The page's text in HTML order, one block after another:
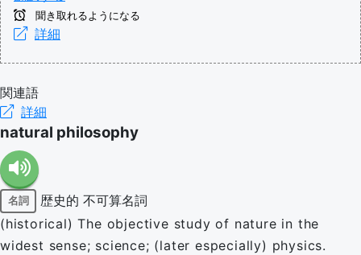
聞き取れるようになる
詳細
関連語
詳細
natural philosophy
名詞 歴史的 不可算名詞
(historical) The objective study of nature in the
widest sense; science; (later especially) physics.